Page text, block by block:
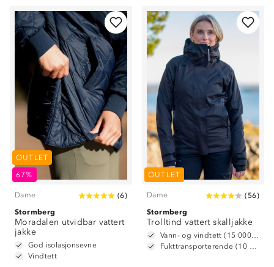
OUTLET
67%
Dame (6)
Stormberg
Moradalen utvidbar vattert
jakke
God isolasjonsevne
Vindtett
OUTLET
Dame (56)
Stormberg
Trolltind vattert skalljakke
Vann- og vindtett (15 000 mm vannsøyle)
Fukttransporterende (10 000 g/m2/24t)